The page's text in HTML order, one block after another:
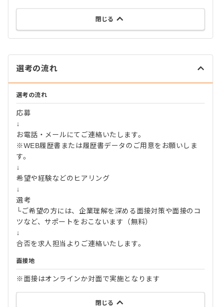
閉じる
選考の流れ
選考の流れ
応募
↓
お電話・メールにてご連絡いたします。
※WEB履歴書または履歴書データのご用意をお願いしま
す。
↓
希望や経験などのヒアリング
↓
選考
└ご希望の方には、企業理解を深める面接対策や面接のコ
ツなど、サポートをおこないます（無料）
↓
合否を求人担当よりご連絡いたします。
面接地
※面接はオンラインか対面で実施となります
閉じる